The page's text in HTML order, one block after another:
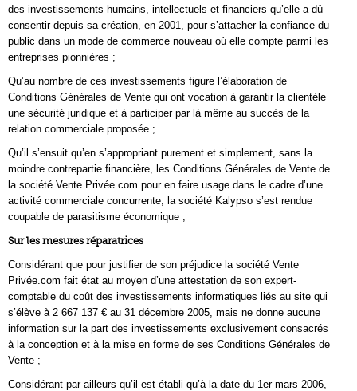
des investissements humains, intellectuels et financiers qu’elle a dû
consentir depuis sa création, en 2001, pour s’attacher la confiance du
public dans un mode de commerce nouveau où elle compte parmi les
entreprises pionnières ;
Qu’au nombre de ces investissements figure l’élaboration de
Conditions Générales de Vente qui ont vocation à garantir la clientèle
une sécurité juridique et à participer par là même au succès de la
relation commerciale proposée ;
Qu’il s’ensuit qu’en s’appropriant purement et simplement, sans la
moindre contrepartie financière, les Conditions Générales de Vente de
la société Vente Privée.com pour en faire usage dans le cadre d’une
activité commerciale concurrente, la société Kalypso s’est rendue
coupable de parasitisme économique ;
Sur les mesures réparatrices
Considérant que pour justifier de son préjudice la société Vente
Privée.com fait état au moyen d’une attestation de son expert-
comptable du coût des investissements informatiques liés au site qui
s’élève à 2 667 137 € au 31 décembre 2005, mais ne donne aucune
information sur la part des investissements exclusivement consacrés
à la conception et à la mise en forme de ses Conditions Générales de
Vente ;
Considérant par ailleurs qu’il est établi qu’à la date du 1er mars 2006,